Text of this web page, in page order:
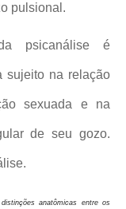
pulsional.
psicanálise é
sujeito na relação
sexuada e na
de seu gozo.
anatômicas entre os